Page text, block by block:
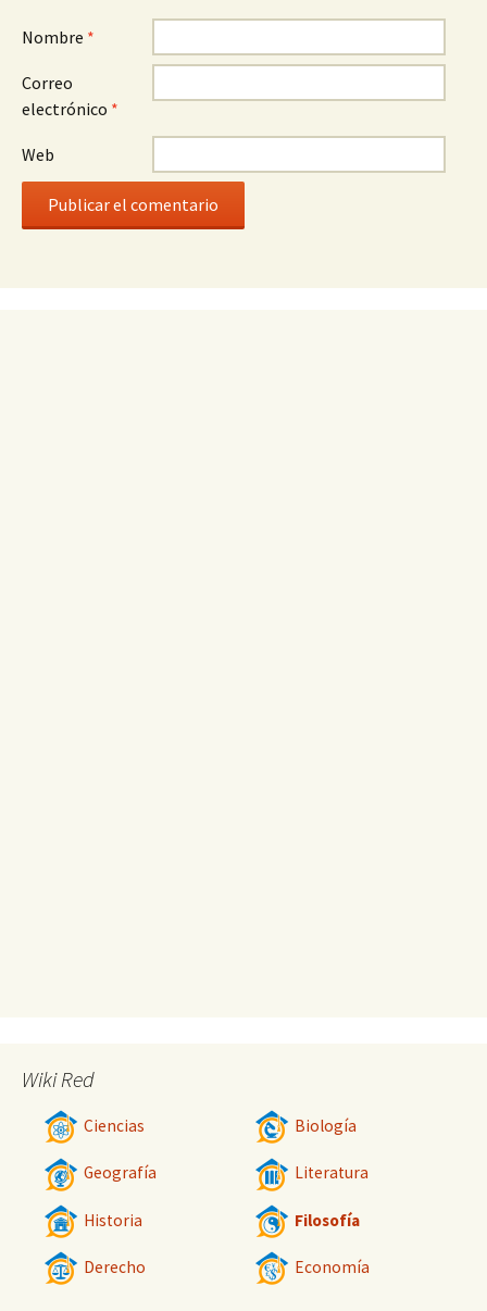
Nombre *
Correo
electrónico *
Web
Wiki Red
Ciencias Biología
Geografía Literatura
Historia Filosofía
Derecho Economía